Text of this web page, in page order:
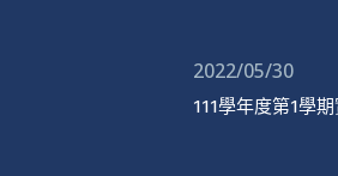
2022/05/30
111學年度第1學